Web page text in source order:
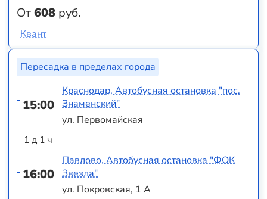
От608 руб.
Квант
Пересадка в пределах города
15:00
1 д 1 ч
16:00
Краснодар, Автобусная остановка "пос.
Знаменский"
ул. Первомайская
Павлово, Автобусная остановка "ФОК
Звезда"
ул. Покровская, 1 А